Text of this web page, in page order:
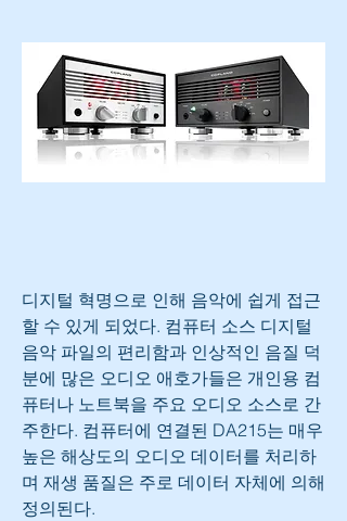
디지털 혁명으로 인해 음악에 쉽게 접근
할 수 있게 되었다. 컴퓨터 소스 디지털
음악 파일의 편리함과 인상적인 음질 덕
분에 많은 오디오 애호가들은 개인용 컴
퓨터나 노트북을 주요 오디오 소스로 간
주한다. 컴퓨터에 연결된 DA215는 매우
높은 해상도의 오디오 데이터를 처리하
며 재생 품질은 주로 데이터 자체에 의해
정의된다.